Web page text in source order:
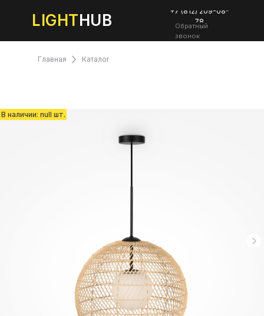
LIGHTHUB
+7 (812) 209-08-
78
Обратный
звонок
Каталог
Главная